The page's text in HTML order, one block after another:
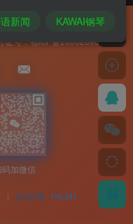
合作 隐私协议
证号：鄂ICP备20002690号-8
码加微信
| 总访问量 116,341
新闻 KAWAI钢琴